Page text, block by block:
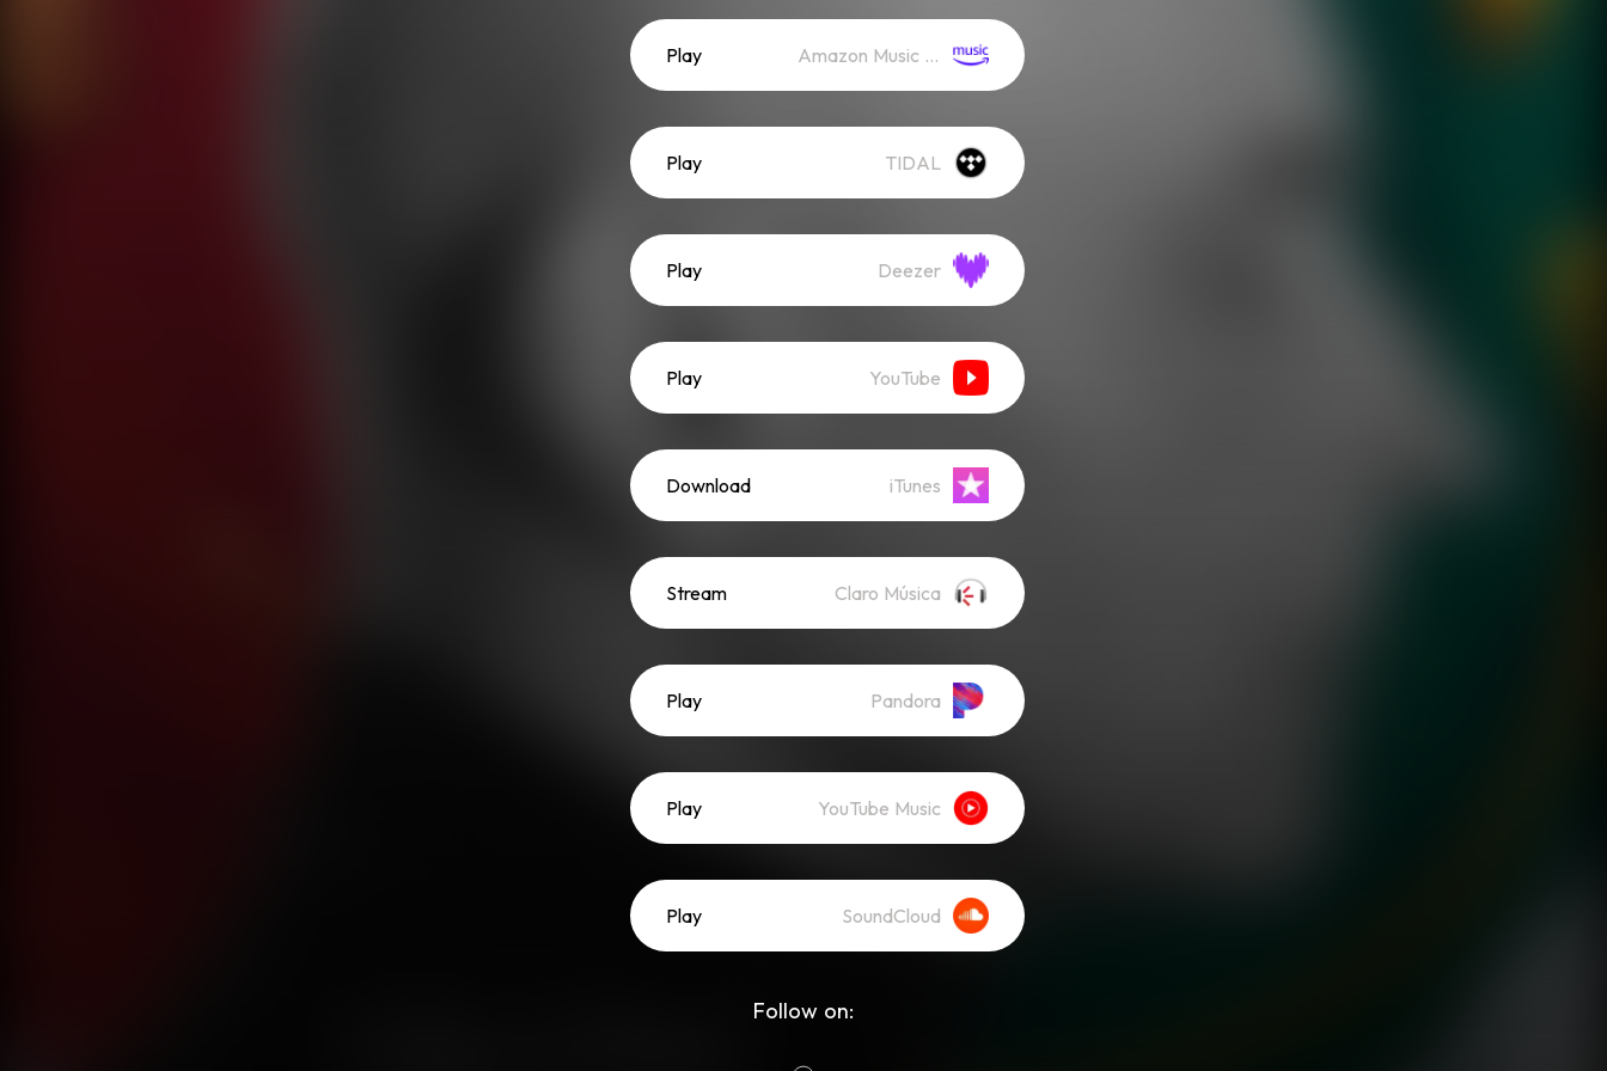
Play Amazon Music (Streaming)
Play TIDAL
Play Deezer
Play YouTube
Download iTunes
Stream Claro Música
Play Pandora
Play YouTube Music
Play SoundCloud
Follow on: